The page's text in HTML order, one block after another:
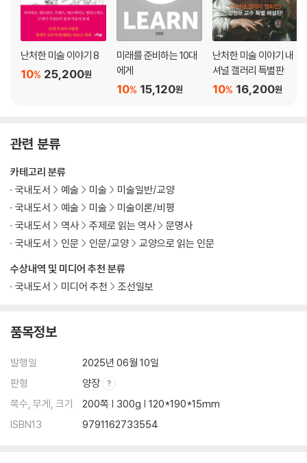
난처한 미술 이야기 8
25,200원
10%
미래를 준비하는 10대
에게
15,120원
10%
난처한 미술 이야기 내
셔널 갤러리 특별판
16,200원
10%
관련 분류
수상내역 및 미디어 추천 분류
국내도서
미디어 추천 조선일보
카테고리 분류
국내도서
예술 미술
미술일반/교양
국내도서
예술 미술
미술이론/비평
국내도서
역사 주제로 읽는 역사
문명사
국내도서
인문 인문/교양 교양으로 읽는 인문
품목정보
발행일
2025년 06월 10일
판형
양장
쪽수, 무게, 크기
200쪽 | 300g | 120*190*15mm
ISBN13
9791162733554